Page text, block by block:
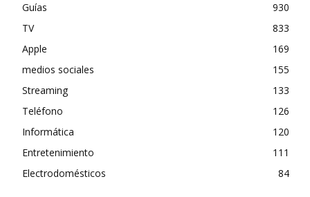
Guías
930
TV
833
Apple
169
medios sociales
155
Streaming
133
Teléfono
126
Informática
120
Entretenimiento
111
Electrodomésticos
84